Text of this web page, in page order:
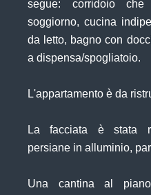
segue: corridoio
soggiorno, cucina
da letto, bagno con
a dispensa/spogliatoio.
L'appartamento è da
La facciata è stata
persiane in alluminio,
Una cantina al